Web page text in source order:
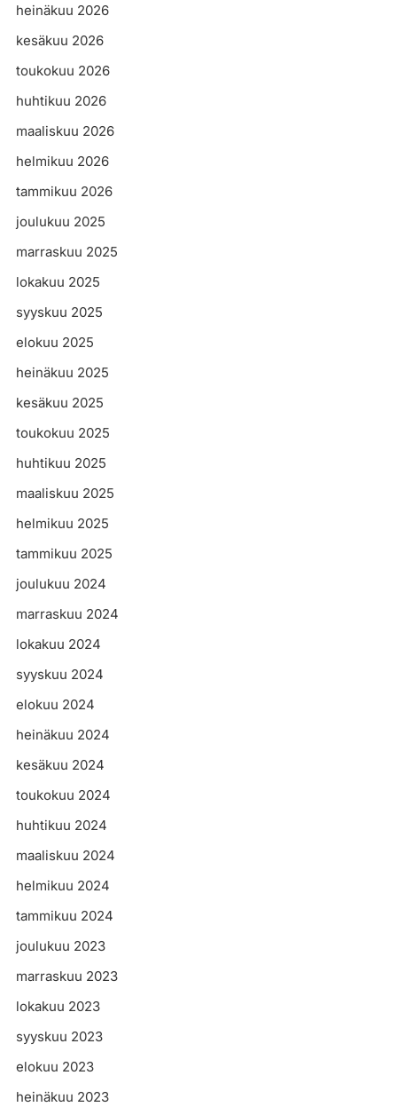
heinäkuu 2026
kesäkuu 2026
toukokuu 2026
huhtikuu 2026
maaliskuu 2026
helmikuu 2026
tammikuu 2026
joulukuu 2025
marraskuu 2025
lokakuu 2025
syyskuu 2025
elokuu 2025
heinäkuu 2025
kesäkuu 2025
toukokuu 2025
huhtikuu 2025
maaliskuu 2025
helmikuu 2025
tammikuu 2025
joulukuu 2024
marraskuu 2024
lokakuu 2024
syyskuu 2024
elokuu 2024
heinäkuu 2024
kesäkuu 2024
toukokuu 2024
huhtikuu 2024
maaliskuu 2024
helmikuu 2024
tammikuu 2024
joulukuu 2023
marraskuu 2023
lokakuu 2023
syyskuu 2023
elokuu 2023
heinäkuu 2023